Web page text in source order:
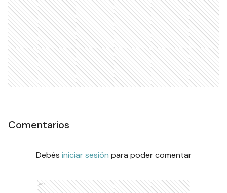
Comentarios
Debés iniciar sesión para poder comentar
Ads